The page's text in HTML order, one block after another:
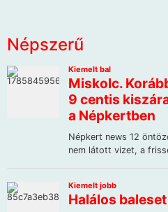
Népszerű